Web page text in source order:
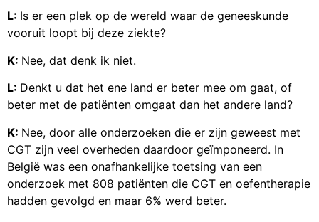
L: Is er een plek op de wereld waar de geneeskunde
vooruit loopt bij deze ziekte?
K: Nee, dat denk ik niet.
L: Denkt u dat het ene land er beter mee om gaat, of
beter met de patiënten omgaat dan het andere land?
K: Nee, door alle onderzoeken die er zijn geweest met
CGT zijn veel overheden daardoor geïmponeerd. In
België was een onafhankelijke toetsing van een
onderzoek met 808 patiënten die CGT en oefentherapie
hadden gevolgd en maar 6% werd beter.